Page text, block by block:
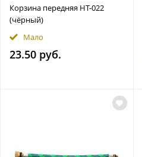
Корзина передняя HT-022
(чёрный)
Мало
23.50 руб.